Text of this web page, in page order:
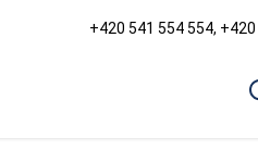
+420 541 554 554,